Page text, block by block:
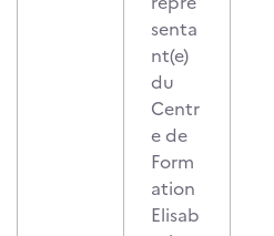
senta
nt(e)
du
Centr
e de
Form
ation
Elisab